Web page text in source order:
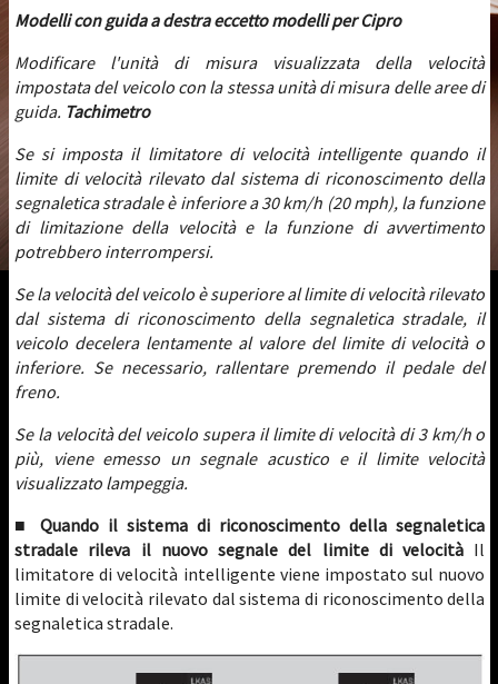
Modelli con guida a destra eccetto modelli per Cipro
Modificare l'unità di misura visualizzata della velocità
impostata del veicolo con la stessa unità di misura delle aree di
guida. Tachimetro
Se si imposta il limitatore di velocità intelligente quando il
limite di velocità rilevato dal sistema di riconoscimento della
segnaletica stradale è inferiore a 30 km/h (20 mph), la funzione
di limitazione della velocità e la funzione di avvertimento
potrebbero interrompersi.
Se la velocità del veicolo è superiore al limite di velocità rilevato
dal sistema di riconoscimento della segnaletica stradale, il
veicolo decelera lentamente al valore del limite di velocità o
inferiore. Se necessario, rallentare premendo il pedale del
freno.
Se la velocità del veicolo supera il limite di velocità di 3 km/h o
più, viene emesso un segnale acustico e il limite velocità
visualizzato lampeggia.
■ Quando il sistema di riconoscimento della segnaletica
stradale rileva il nuovo segnale del limite di velocità Il
limitatore di velocità intelligente viene impostato sul nuovo
limite di velocità rilevato dal sistema di riconoscimento della
segnaletica stradale.